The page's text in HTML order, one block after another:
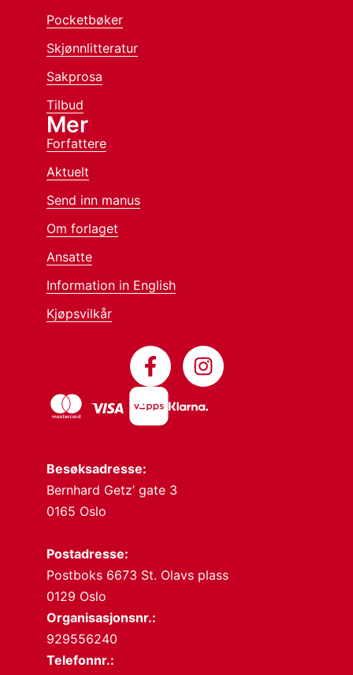
Besøksadresse:
Bernhard Getz’ gate 3
0165 Oslo
Postadresse:
Postboks 6673 St. Olavs plass
0129 Oslo
Organisasjonsnr.:
929556240
Telefonnr.:
Pocketbøker
Skjønnlitteratur
Sakprosa
Tilbud
Mer
Forfattere
Aktuelt
Send inn manus
Om forlaget
Ansatte
Information in English
Kjøpsvilkår